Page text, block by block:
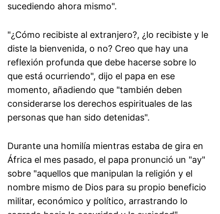
sucediendo ahora mismo".
"¿Cómo recibiste al extranjero?, ¿lo recibiste y le
diste la bienvenida, o no? Creo que hay una
reflexión profunda que debe hacerse sobre lo
que está ocurriendo", dijo el papa en ese
momento, añadiendo que "también deben
considerarse los derechos espirituales de las
personas que han sido detenidas".
Durante una homilía mientras estaba de gira en
África el mes pasado, el papa pronunció un "ay"
sobre "aquellos que manipulan la religión y el
nombre mismo de Dios para su propio beneficio
militar, económico y político, arrastrando lo